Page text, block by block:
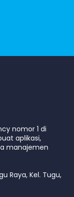
nomor 1 di
aplikasi,
manajemen
Raya, Kel. Tugu,